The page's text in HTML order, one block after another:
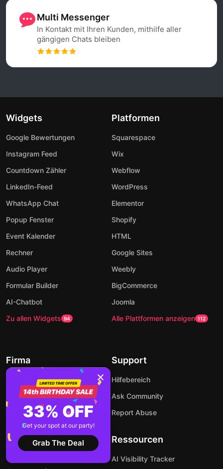
Multi Messenger
In Kontakt mit Ihren Kunden, mithilfe aller
gängigen Chats bleiben
Widgets
Google Bewertungen
Instagram Feed
Countdown Zähler
LinkedIn-Feed
WhatsApp Chat
Popup Fenster
Event Kalender
Rechner
Audio Player
Formular Builder
AI-Chatbot
Zu allen Widgets 94
Platformen
Squarespace
Wix
Webflow
WordPress
Elementor
Shopify
HTML
Google Sites
Weebly
BigCommerce
Joomla
Alle Plattformen anzeigen 112
Firma
About Us
Preise
Affiliate-Programm
Entwickler
Support
Hilfebereich
Ask Community
Report Abuse
Ressourcen
AI Visibility Tracker
33% OFF
Get your spot at our party!
Grab The Deal